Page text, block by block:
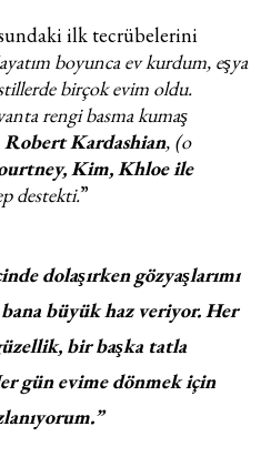
ilk tecrübelerini
boyunca ev kurdum, eşya
birçok evim oldu.
rengi basma kumaş
Robert Kardashian, (o
Kim, Khloe ile
destekti.”
dolaşırken gözyaşlarımı
büyük haz veriyor. Her
bir başka tatla
gün evime dönmek için